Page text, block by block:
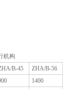
机构
B-45
ZHA/B-56
1400